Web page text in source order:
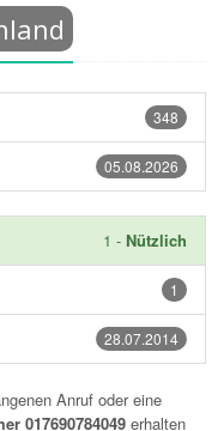
348
05.08.2026
1 - Nützlich
1
28.07.2014
Anruf oder eine
017690784049 erhalten